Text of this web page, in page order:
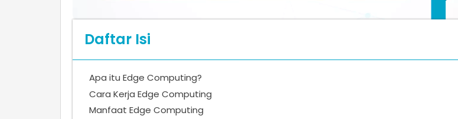
Daftar Isi
Apa itu Edge Computing?
Cara Kerja Edge Computing
Manfaat Edge Computing